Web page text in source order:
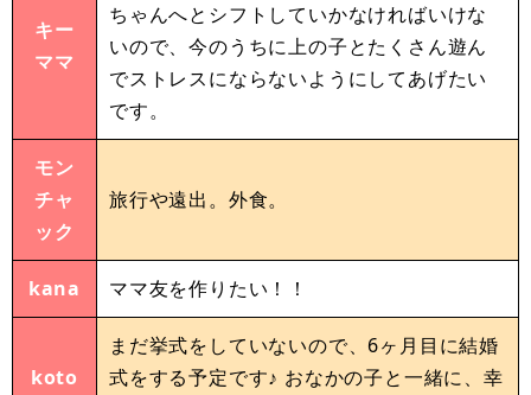
キー
ママ
ちゃんへとシフトしていかなければいけな
いので、今のうちに上の子とたくさん遊ん
でストレスにならないようにしてあげたい
です。
モン
チャ
ック
旅行や遠出。外食。
kana ママ友を作りたい！！
koto
まだ挙式をしていないので、6ヶ月目に結婚
式をする予定です♪ おなかの子と一緒に、幸